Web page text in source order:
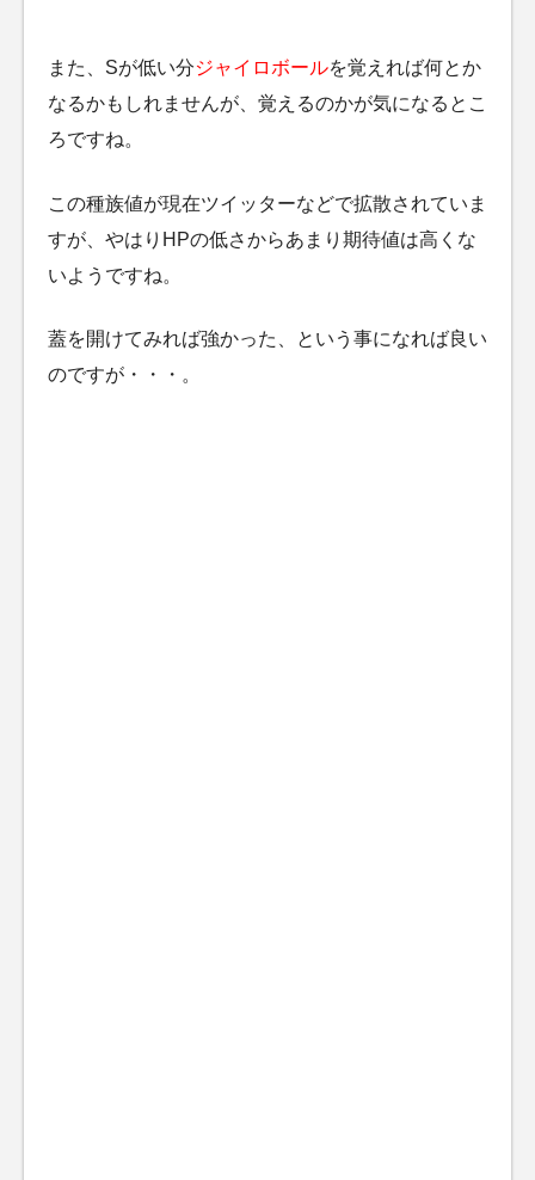
また、Sが低い分ジャイロボールを覚えれば何とか
なるかもしれませんが、覚えるのかが気になるとこ
ろですね。
この種族値が現在ツイッターなどで拡散されていま
すが、やはりHPの低さからあまり期待値は高くな
いようですね。
蓋を開けてみれば強かった、という事になれば良い
のですが・・・。